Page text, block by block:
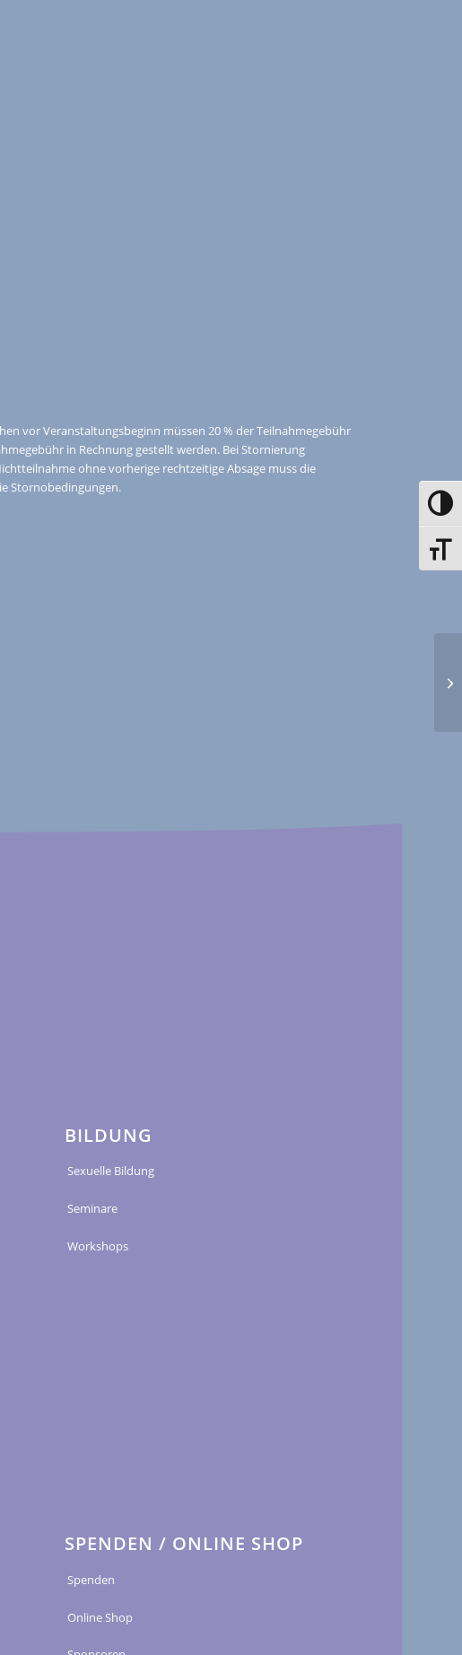
vor Veranstaltungsbeginn müssen 20 % der Teilnahmegebühr
in Rechnung gestellt werden. Bei Stornierung
ohne vorherige rechtzeitige Absage muss die
Stornobedingungen.
BILDUNG
Sexuelle Bildung
Seminare
Workshops
SPENDEN / ONLINE SHOP
Spenden
Online Shop